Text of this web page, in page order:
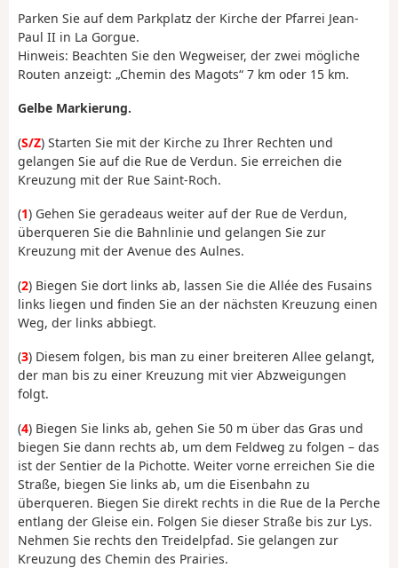
Parken Sie auf dem Parkplatz der Kirche der Pfarrei Jean-
Paul II in La Gorgue.
Hinweis: Beachten Sie den Wegweiser, der zwei mögliche
Routen anzeigt: „Chemin des Magots“ 7 km oder 15 km.
Gelbe Markierung.
(S/Z) Starten Sie mit der Kirche zu Ihrer Rechten und
gelangen Sie auf die Rue de Verdun. Sie erreichen die
Kreuzung mit der Rue Saint-Roch.
(1) Gehen Sie geradeaus weiter auf der Rue de Verdun,
überqueren Sie die Bahnlinie und gelangen Sie zur
Kreuzung mit der Avenue des Aulnes.
(2) Biegen Sie dort links ab, lassen Sie die Allée des Fusains
links liegen und finden Sie an der nächsten Kreuzung einen
Weg, der links abbiegt.
(3) Diesem folgen, bis man zu einer breiteren Allee gelangt,
der man bis zu einer Kreuzung mit vier Abzweigungen
folgt.
(4) Biegen Sie links ab, gehen Sie 50 m über das Gras und
biegen Sie dann rechts ab, um dem Feldweg zu folgen – das
ist der Sentier de la Pichotte. Weiter vorne erreichen Sie die
Straße, biegen Sie links ab, um die Eisenbahn zu
überqueren. Biegen Sie direkt rechts in die Rue de la Perche
entlang der Gleise ein. Folgen Sie dieser Straße bis zur Lys.
Nehmen Sie rechts den Treidelpfad. Sie gelangen zur
Kreuzung des Chemin des Prairies.